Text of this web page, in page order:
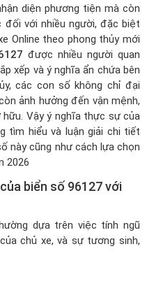
diện phương tiện mà còn
đối với nhiều người, đặc biệt
Online theo phong thủy mới
được nhiều người quan
xếp và ý nghĩa ẩn chứa bên
các con số không chỉ đại
ảnh hưởng đến vận mệnh,
Vậy ý nghĩa thực sự của
tìm hiểu và luận giải chi tiết
này cũng như cách lựa chọn
2026
biển số 96127 với
dựa trên việc tính ngũ
chủ xe, và sự tương sinh,